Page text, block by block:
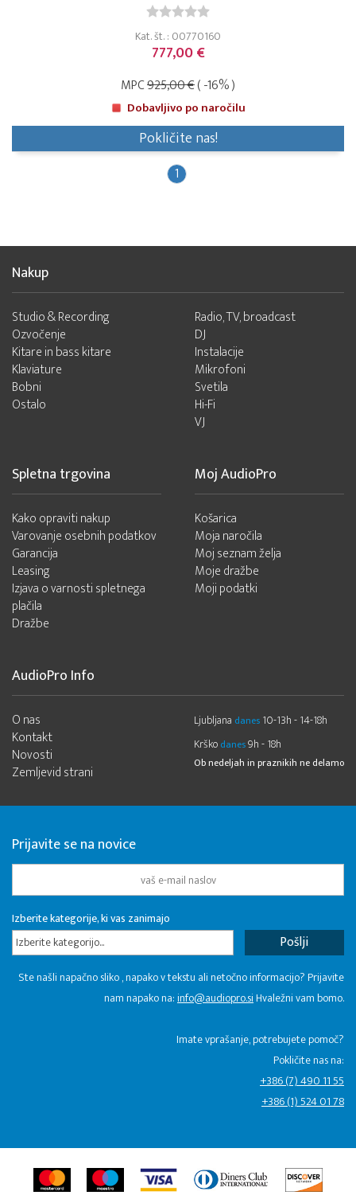
Kat. št. : 00770160
777,00 €
MPC925,00 €( -16% )
Dobavljivo po naročilu
Pokličite nas!
1
Nakup
Studio & Recording
Ozvočenje
Kitare in bass kitare
Klaviature
Bobni
Ostalo
Radio, TV, broadcast
DJ
Instalacije
Mikrofoni
Svetila
Hi-Fi
VJ
Spletna trgovina
Kako opraviti nakup
Varovanje osebnih podatkov
Garancija
Leasing
Izjava o varnosti spletnega
plačila
Dražbe
Moj AudioPro
Košarica
Moja naročila
Moj seznam želja
Moje dražbe
Moji podatki
AudioPro Info
O nas
Kontakt
Novosti
Zemljevid strani
Ljubljana danes 10-13h - 14-18h
Krško danes9h - 18h
Ob nedeljah in praznikih ne delamo
Prijavite se na novice
Izberite kategorije, ki vas zanimajo
Izberite kategorijo...
Ste našli napačno sliko , napako v tekstu ali netočno informacijo? Prijavite
nam napako na:info@audiopro.siHvaležni vam bomo.
Imate vprašanje, potrebujete pomoč?
Pokličite nas na:
+386 (7) 490 11 55
+386 (1) 524 01 78